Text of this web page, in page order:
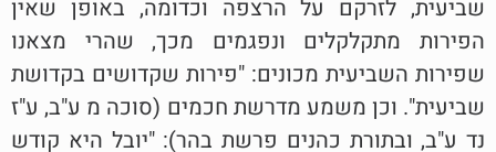
שביעית, לזרקם על הרצפה וכדומה, באופן שאין
הפירות מתקלקלים ונפגמים מכך, שהרי מצאנו
שפירות השביעית מכונים: "פירות שקדושים בקדושת
שביעית". וכן משמע מדרשת חכמים (סוכה מ ע"ב, ע"ז
נד ע"ב, ובתורת כהנים פרשת בהר): "יובל היא קודש